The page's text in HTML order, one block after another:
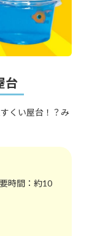
台
くい屋台！？み
時間：約10